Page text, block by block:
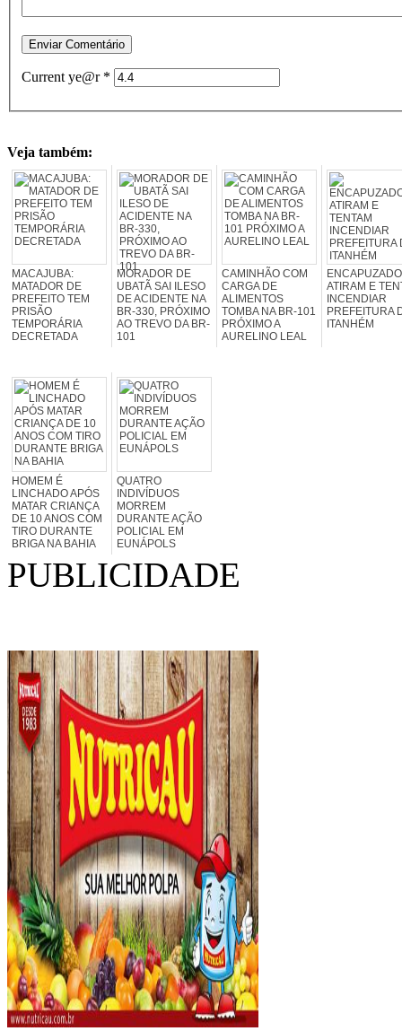
Current ye@r *
Veja também:
MACAJUBA:
MATADOR DE
PREFEITO TEM
PRISÃO
TEMPORÁRIA
DECRETADA
MORADOR DE
UBATÃ SAI ILESO
DE ACIDENTE NA
BR-330, PRÓXIMO
AO TREVO DA BR-
101
CAMINHÃO COM
CARGA DE
ALIMENTOS
TOMBA NA BR-101
PRÓXIMO A
AURELINO LEAL
ATIRAM E
INCENDIAR
PREFEITURA
ITANHÉM
HOMEM É
LINCHADO APÓS
MATAR CRIANÇA
DE 10 ANOS COM
TIRO DURANTE
BRIGA NA BAHIA
QUATRO
INDIVÍDUOS
MORREM
DURANTE AÇÃO
POLICIAL EM
EUNÁPOLS
PUBLICIDADE